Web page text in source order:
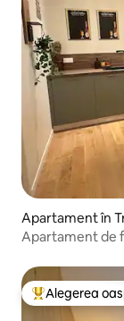
Apartament în
Apartament de
Locuință din
Alegerea